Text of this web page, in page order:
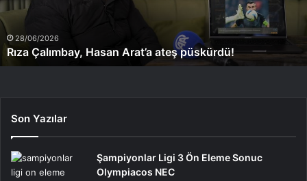
28/06/2026
Rıza Çalımbay, Hasan Arat’a ateş püskürdü!
Son Yazılar
Şampiyonlar Ligi 3 Ön Eleme Sonuc
Olympiacos NEC